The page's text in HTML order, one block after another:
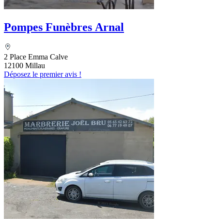
Pompes Funèbres Arnal
2 Place Emma Calve
12100 Millau
Déposez le premier avis !